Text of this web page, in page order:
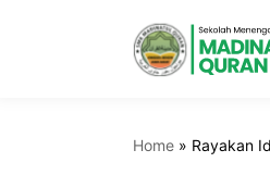
Home » Rayakan